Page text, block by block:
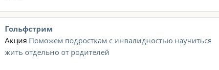
Гольфстрим
Акция Поможем подросткам с инвалидностью научиться
жить отдельно от родителей